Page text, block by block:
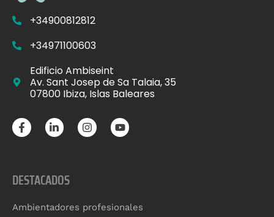
+34900812812
+34971100603
Edificio Ambiseint
Av. Sant Josep de Sa Talaia, 35
07800 Ibiza, Islas Baleares
DESTACADOS
Ambientadores profesionales